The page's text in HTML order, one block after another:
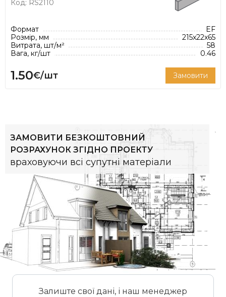
Код: RS2110
Формат
EF
Розмір, мм
215x22x65
Витрата, шт/м²
58
Вага, кг/шт
0.46
1.50€/шт Замовити
ЗАМОВИТИ БЕЗКОШТОВНИЙ
РОЗРАХУНОК ЗГІДНО ПРОЕКТУ
враховуючи всі супутні матеріали
Залиште свої дані, і наш менеджер